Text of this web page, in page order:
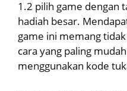
1.2 pilih game dengan
hadiah besar.
game ini memang
cara yang paling
menggunakan kode